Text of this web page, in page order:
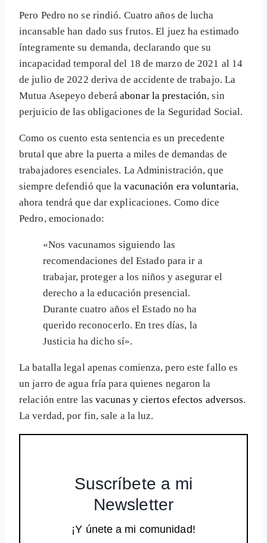
Pero Pedro no se rindió. Cuatro años de lucha
incansable han dado sus frutos. El juez ha estimado
íntegramente su demanda, declarando que su
incapacidad temporal del 18 de marzo de 2021 al 14
de julio de 2022 deriva de accidente de trabajo. La
Mutua Asepeyo deberáabonar la prestación, sin
perjuicio de las obligaciones de la Seguridad Social.
Como os cuento esta sentencia es un precedente
brutal que abre la puerta a miles de demandas de
trabajadores esenciales. La Administración, que
siempre defendió que lavacunación era voluntaria,
ahora tendrá que dar explicaciones. Como dice
Pedro, emocionado:
«Nos vacunamos siguiendo las
recomendaciones del Estado para ir a
trabajar, proteger a los niños y asegurar el
derecho a la educación presencial.
Durante cuatro años el Estado no ha
querido reconocerlo. En tres días, la
Justicia ha dicho sí».
La batalla legal apenas comienza, pero este fallo es
un jarro de agua fría para quienes negaron la
relación entre las vacunas y ciertos efectos adversos.
La verdad, por fin, sale a la luz.
Suscríbete a mi
Newsletter
¡Y únete a mi comunidad!